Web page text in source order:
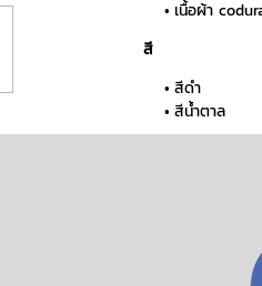
เนื้อผ้า
สี
สีดำ
สีน้ำตาล